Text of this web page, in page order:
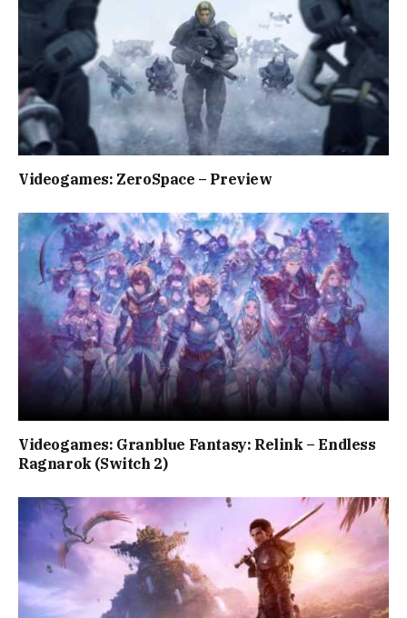
Videogames: ZeroSpace – Preview
Videogames: Granblue Fantasy: Relink – Endless
Ragnarok (Switch 2)